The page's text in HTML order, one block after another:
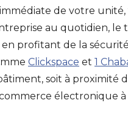
de votre
au quotidien, le
profitant de la
Clickspace et 1
soit à
électronique